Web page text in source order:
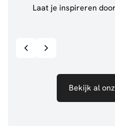
Laat je inspireren
Bekijk al